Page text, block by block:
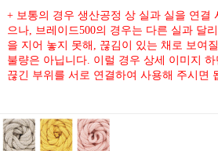
+ 보통의 경우 생산공정 상 실과 실을 연결
으나, 브레이드500의 경우는 다른 실과 달
을 지어 놓지 못해, 끊김이 있는 채로 보여
불량은 아닙니다. 이럴 경우 상세 이미지
끊긴 부위를 서로 연결하여 사용해 주시면